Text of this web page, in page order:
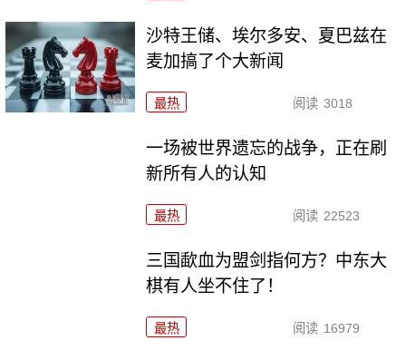
沙特王储、埃尔多安、夏巴兹在
麦加搞了个大新闻
最热 阅读 3018
一场被世界遗忘的战争，正在刷
新所有人的认知
最热 阅读 22523
三国歃血为盟剑指何方？中东大
棋有人坐不住了！
最热 阅读 16979